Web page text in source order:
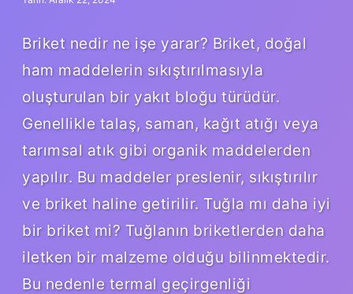
Briket nedir ne işe yarar? Briket, doğal
ham maddelerin sıkıştırılmasıyla
oluşturulan bir yakıt bloğu türüdür.
Genellikle talaş, saman, kağıt atığı veya
tarımsal atık gibi organik maddelerden
yapılır. Bu maddeler preslenir, sıkıştırılır
ve briket haline getirilir. Tuğla mı daha iyi
bir briket mi? Tuğlanın briketlerden daha
iletken bir malzeme olduğu bilinmektedir.
Bu nedenle termal geçirgenliği